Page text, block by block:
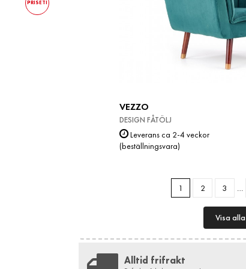
PRISETI
VEZZO
DESIGN FÅTÖLJ
Leverans ca 2-4 veckor
(beställningsvara)
1 2 3
Visa alla
Få 5% RABATT
Gäller när du handlar minst 3 olika produkter. Ange
"LUXi5%" som meddelande på din beställning.
Alltid frifrakt